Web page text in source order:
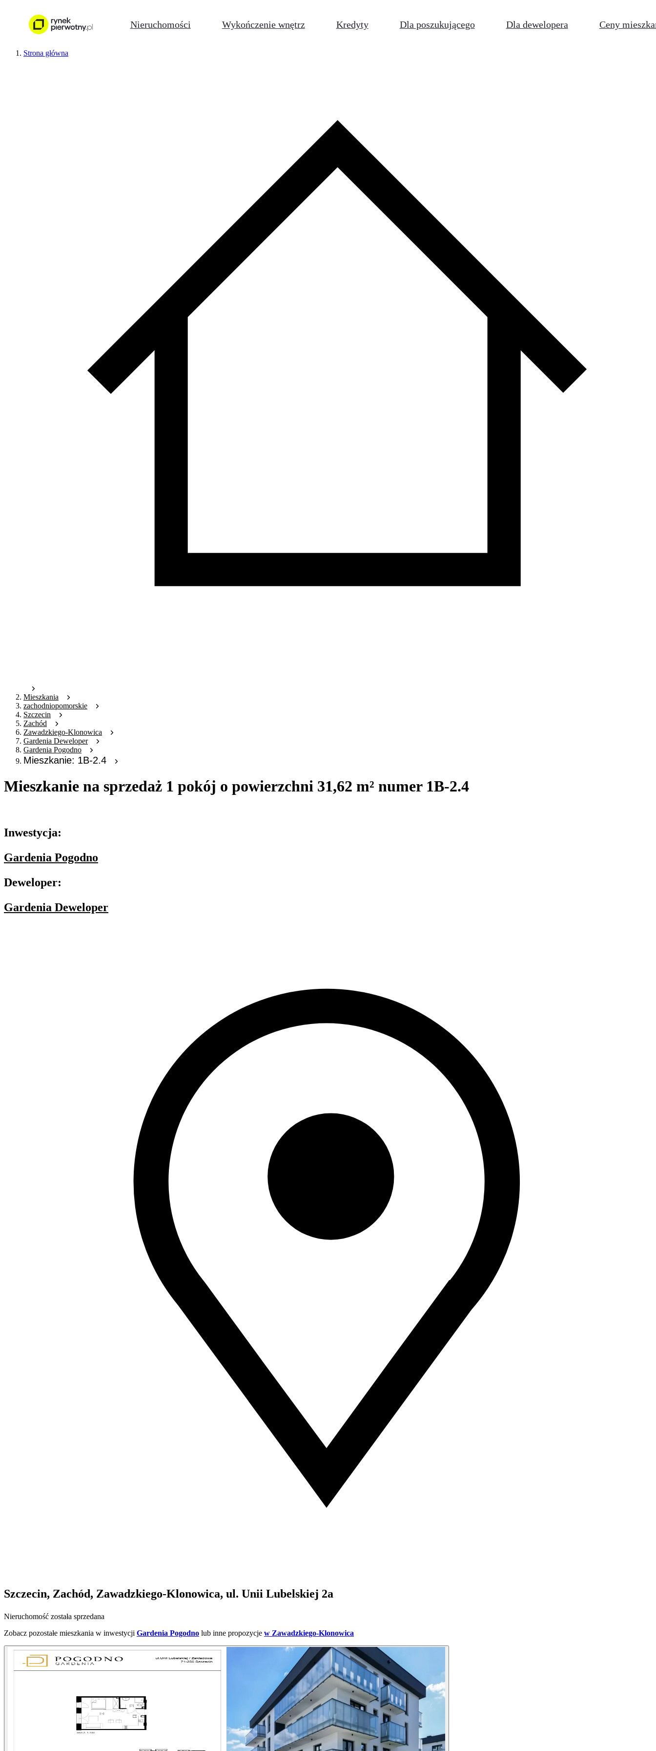
Nieruchomości Wykończenie wnętrz Kredyty Dla poszukującego Dla dewelopera Ceny
Strona główna
Mieszkania
zachodniopomorskie
Szczecin
Zachód
Zawadzkiego-Klonowica
Gardenia Deweloper
Gardenia Pogodno
Mieszkanie: 1B-2.4
Mieszkanie na sprzedaż 1 pokój o powierzchni 31,62 m² numer 1B-2.4
Inwestycja:
Gardenia Pogodno
Deweloper:
Gardenia Deweloper
Szczecin, Zachód, Zawadzkiego-Klonowica, ul. Unii Lubelskiej 2a
Nieruchomość została sprzedana
Zobacz pozostałe mieszkania w inwestycji Gardenia Pogodno lub inne propozycje w Zawadzkiego-Klonowica